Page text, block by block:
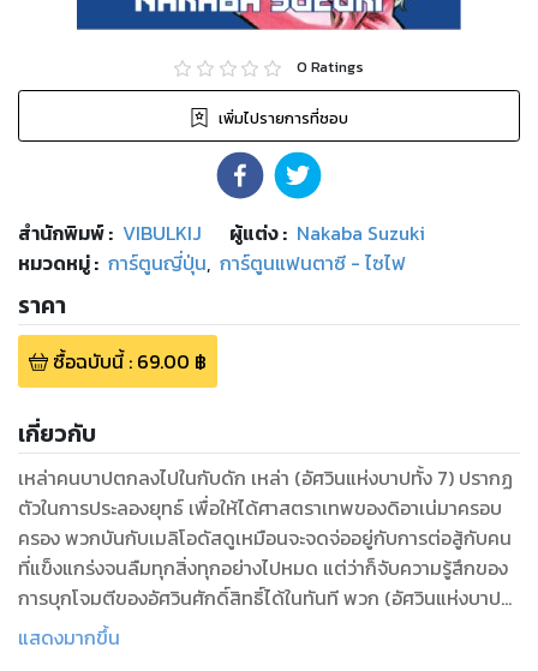
0 Ratings
เพิ่มไปรายการที่ชอบ
สำนักพิมพ์: VIBULKIJ ผู้แต่ง : Nakaba Suzuki
หมวดหมู่: การ์ตูนญี่ปุ่น, การ์ตูนแฟนตาซี - ไซไฟ
ราคา
ซื้อฉบับนี้: 69.00 ฿
เกี่ยวกับ
เหล่าคนบาปตกลงไปในกับดัก เหล่า (อัศวินแห่งบาปทั้ง 7) ปรากฏ
ตัวในการประลองยุทธ์ เพื่อให้ได้ศาสตราเทพของดิอาเน่มาครอบ
ครอง พวกบันกับเมลิโอดัสดูเหมือนจะจดจ่ออยู่กับการต่อสู้กับคน
ที่แข็งแกร่งจนลืมทุกสิ่งทุกอย่างไปหมด แต่ว่าก็จับความรู้สึกของ
การบุกโจมตีของอัศวินศักดิ์สิทธิ์ได้ในทันที พวก (อัศวินแห่งบาป
ทั้ง 7) ดูเหมือนจะเตรียมพร้อมรับมือได้ในทันที แต่ว่าพวกอัศวิน
แสดงมากขึ้น